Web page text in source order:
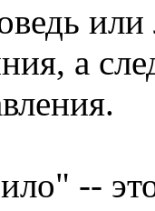
или
а
--